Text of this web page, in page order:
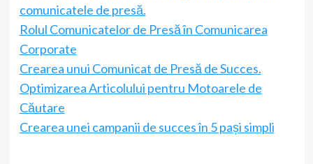
comunicatele de presă.
Rolul Comunicatelor de Presă în Comunicarea
Corporate
Crearea unui Comunicat de Presă de Succes.
Optimizarea Articolului pentru Motoarele de
Căutare
Crearea unei campanii de succes în 5 pași simpli